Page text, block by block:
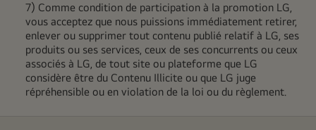
7) Comme condition de participation à la promotion LG,
vous acceptez que nous puissions immédiatement retirer,
enlever ou supprimer tout contenu publié relatif à LG, ses
produits ou ses services, ceux de ses concurrents ou ceux
associés à LG, de tout site ou plateforme que LG
considère être du Contenu Illicite ou que LG juge
répréhensible ou en violation de la loi ou du règlement.